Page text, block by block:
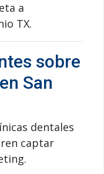
a
TX.
sobre
San
dentales
captar